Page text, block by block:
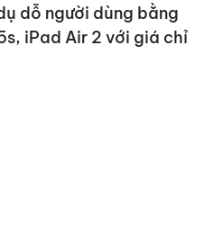
dỗ người dùng bằng
iPad Air 2 với giá chỉ